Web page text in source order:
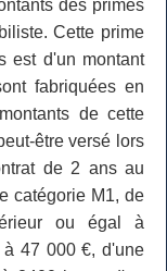
des primes
Cette prime
est d'un montant
fabriquées en
de cette
être versé lors
de 2 ans au
catégorie M1, de
ou égal à
47 000 €, d'une